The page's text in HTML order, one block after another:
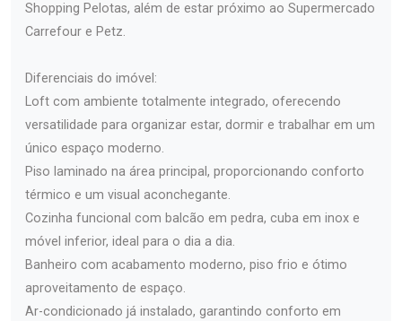
Shopping Pelotas, além de estar próximo ao Supermercado
Carrefour e Petz.
Diferenciais do imóvel:
Loft com ambiente totalmente integrado, oferecendo
versatilidade para organizar estar, dormir e trabalhar em um
único espaço moderno.
Piso laminado na área principal, proporcionando conforto
térmico e um visual aconchegante.
Cozinha funcional com balcão em pedra, cuba em inox e
móvel inferior, ideal para o dia a dia.
Banheiro com acabamento moderno, piso frio e ótimo
aproveitamento de espaço.
Ar-condicionado já instalado, garantindo conforto em